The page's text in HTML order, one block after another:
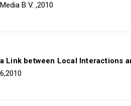
B.V. ,2010
Link between Local Interactions